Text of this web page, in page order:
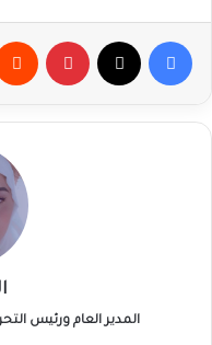
فيسبوك
المدير العام ورئيس